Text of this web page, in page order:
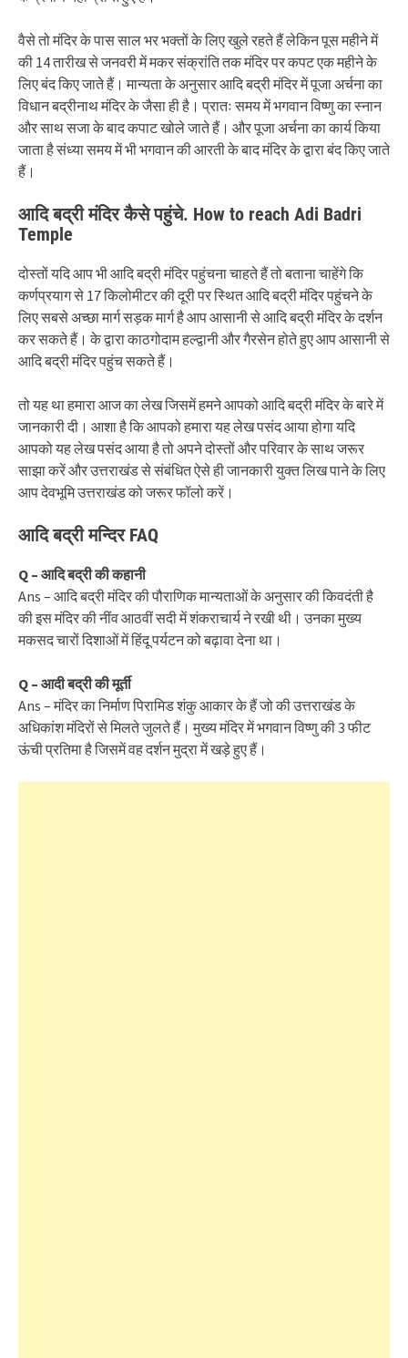
वैसे तो मंदिर के पास साल भर भक्तों के लिए खुले रहते हैं लेकिन पूस महीने में
की 14 तारीख से जनवरी में मकर संक्रांति तक मंदिर पर कपट एक महीने के
लिए बंद किए जाते हैं। मान्यता के अनुसार आदि बद्री मंदिर में पूजा अर्चना का
विधान बद्रीनाथ मंदिर के जैसा ही है। प्रातः समय में भगवान विष्णु का स्नान
और साथ सजा के बाद कपाट खोले जाते हैं। और पूजा अर्चना का कार्य किया
जाता है संध्या समय में भी भगवान की आरती के बाद मंदिर के द्वारा बंद किए जाते
हैं।
आदि बद्री मंदिर कैसे पहुंचे. How to reach Adi Badri
Temple
दोस्तों यदि आप भी आदि बद्री मंदिर पहुंचना चाहते हैं तो बताना चाहेंगे कि
कर्णप्रयाग से 17 किलोमीटर की दूरी पर स्थित आदि बद्री मंदिर पहुंचने के
लिए सबसे अच्छा मार्ग सड़क मार्ग है आप आसानी से आदि बद्री मंदिर के दर्शन
कर सकते हैं। के द्वारा काठगोदाम हल्द्वानी और गैरसेन होते हुए आप आसानी से
आदि बद्री मंदिर पहुंच सकते हैं।
तो यह था हमारा आज का लेख जिसमें हमने आपको आदि बद्री मंदिर के बारे में
जानकारी दी। आशा है कि आपको हमारा यह लेख पसंद आया होगा यदि
आपको यह लेख पसंद आया है तो अपने दोस्तों और परिवार के साथ जरूर
साझा करें और उत्तराखंड से संबंधित ऐसे ही जानकारी युक्त लिख पाने के लिए
आप देवभूमि उत्तराखंड को जरूर फॉलो करें।
आदि बद्री मन्दिर FAQ
Q – आदि बद्री की कहानी
Ans – आदि बद्री मंदिर की पौराणिक मान्यताओं के अनुसार की किवदंती है
की इस मंदिर की नींव आठवीं सदी में शंकराचार्य ने रखी थी। उनका मुख्य
मकसद चारों दिशाओं में हिंदू पर्यटन को बढ़ावा देना था।
Q – आदी बद्री की मूर्ती
Ans – मंदिर का निर्माण पिरामिड शंकु आकार के हैं जो की उत्तराखंड के
अधिकांश मंदिरों से मिलते जुलते हैं। मुख्य मंदिर में भगवान विष्णु की 3 फीट
ऊंची प्रतिमा है जिसमें वह दर्शन मुद्रा में खड़े हुए हैं।